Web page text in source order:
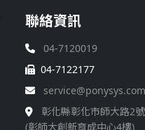
聯絡資訊
04-7120019
04-7122177
彰化縣彰化市師大路2
(彰師大創新育成中心4樓)